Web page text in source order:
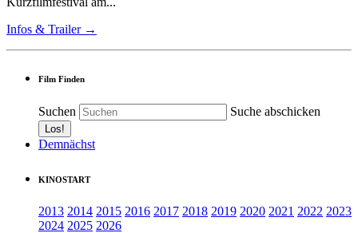
Infos & Trailer →
Film Finden
Suchen Suche abschicken
Demnächst
KINOSTART
2013 2014 2015 2016 2017 2018 2019 2020 2021 2022 2023
2024 2025 2026